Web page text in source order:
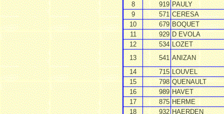
8
919 PAULY
9
571 CERESA
10
679 BOQUET
11
929 D EVOLA
12
534 LOZET
13
541 ANIZAN
14
715 LOUVEL
15
798 QUENAULT
16
989 HAVET
17
875 HERME
18
932 HAERDEN